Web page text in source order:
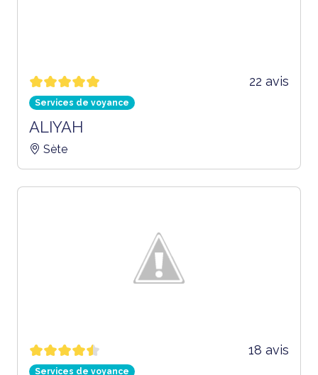
22 avis
Services de voyance
ALIYAH
Sète
18 avis
Services de voyance